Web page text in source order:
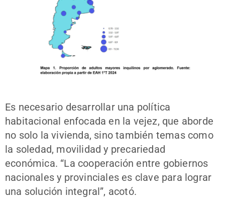
Es necesario desarrollar una política
habitacional enfocada en la vejez, que aborde
no solo la vivienda, sino también temas como
la soledad, movilidad y precariedad
económica. “La cooperación entre gobiernos
nacionales y provinciales es clave para lograr
una solución integral”, acotó.